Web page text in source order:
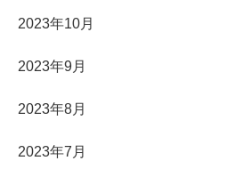
2023年10月
2023年9月
2023年8月
2023年7月